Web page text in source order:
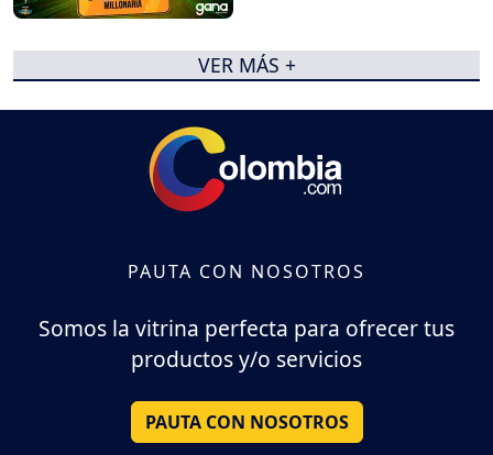
VER MÁS +
PAUTA CON NOSOTROS
Somos la vitrina perfecta para ofrecer tus
productos y/o servicios
PAUTA CON NOSOTROS